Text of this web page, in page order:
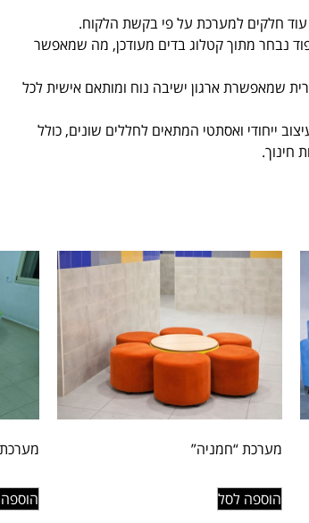
חלקים למערכת על פי בקשת הלקוח.
נבחר מתוך קטלוג בדים מעודכן, מה שמאפשר
שמאפשרת ארגון ישיבה נוח ומותאם אישית לכל
ייחודי ואסתטי המתאים לחללים שונים, כולל
חינוך.
מערכת “חמניה”
הוספה לסל
מערכת